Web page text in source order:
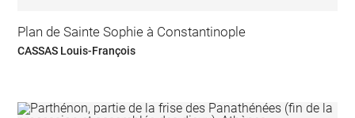
Plan de Sainte Sophie à Constantinople
CASSAS Louis-François